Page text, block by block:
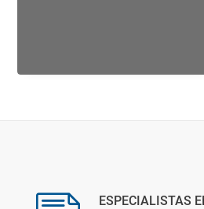
ESPECIALISTAS